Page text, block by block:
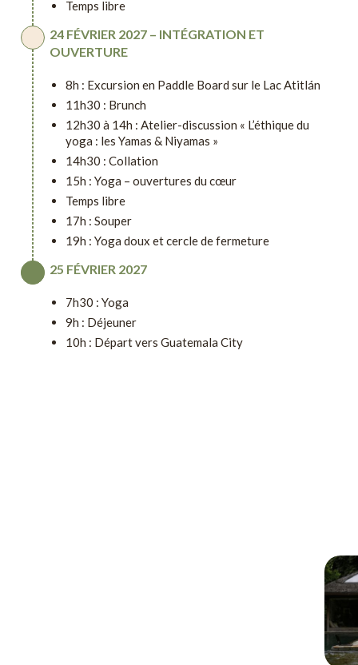
Temps libre
24 FÉVRIER 2027 – INTÉGRATION ET
OUVERTURE
8h : Excursion en Paddle Board sur le Lac Atitlán
11h30 : Brunch
12h30 à 14h : Atelier-discussion « L’éthique du
yoga : les Yamas & Niyamas »
14h30 : Collation
15h : Yoga – ouvertures du cœur
Temps libre
17h : Souper
19h : Yoga doux et cercle de fermeture
25 FÉVRIER 2027
7h30 : Yoga
9h : Déjeuner
10h : Départ vers Guatemala City